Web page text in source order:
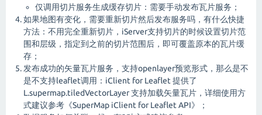
仅调用切片服务生成缓存切片：需要手动发布瓦片服务；
如果地图有变化，需要重新切片然后发布服务吗，有什么快捷
方法：不用完全重新切片，iServer支持切片的时候设置切片范
围和层级，指定到之前的切片范围后，即可覆盖原本的瓦片缓
存；
发布成功的矢量瓦片服务，支持openlayer预览形式，那么是不
是不支持leaflet调用：iClient for Leaflet 提供了
L.supermap.tiledVectorLayer 支持加载矢量瓦片，详细使用方
式建议参考 《SuperMap iClient for Leaflet API》
；